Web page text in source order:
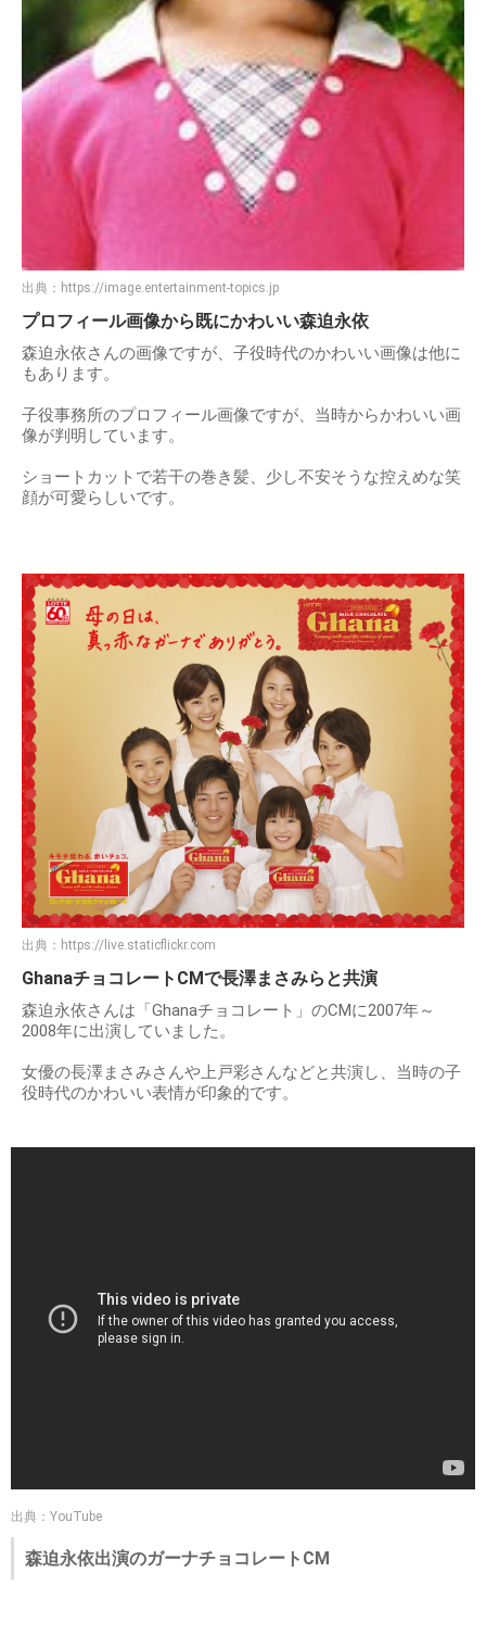
出典： https://image.entertainment-topics.jp
プロフィール画像から既にかわいい森迫永依
森迫永依さんの画像ですが、子役時代のかわいい画像は他に
もあります。
子役事務所のプロフィール画像ですが、当時からかわいい画
像が判明しています。
ショートカットで若干の巻き髪、少し不安そうな控えめな笑
顔が可愛らしいです。
出典： https://live.staticflickr.com
GhanaチョコレートCMで長澤まさみらと共演
森迫永依さんは「Ghanaチョコレート」のCMに2007年～
2008年に出演していました。
女優の長澤まさみさんや上戸彩さんなどと共演し、当時の子
役時代のかわいい表情が印象的です。
出典：YouTube
森迫永依出演のガーナチョコレートCM